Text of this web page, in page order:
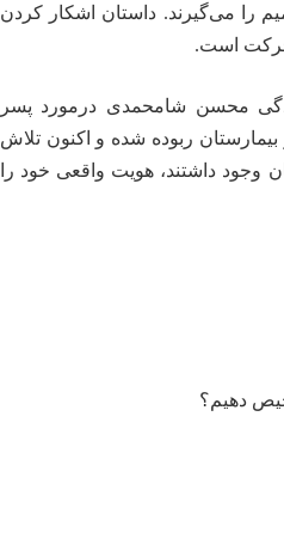
را می‌گیرند. داستان اشکار کردن
حرکت است.
محسن شامحمدی درمورد پسر
ربوده شده و اکنون تلاش
وجود داشتند، هویت واقعی خود را
دهیم؟